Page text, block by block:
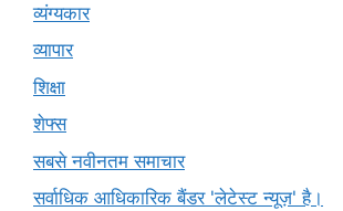
व्यंग्यकार
व्यापार
शिक्षा
शेफ्स
सबसे नवीनतम समाचार
सर्वाधिक आधिकारिक बैंडर 'लेटेस्ट न्यूज़' है।